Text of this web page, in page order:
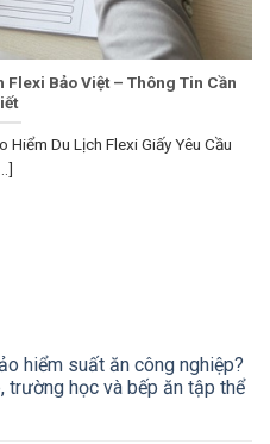
Flexi Bảo Việt – Thông Tin Cần
Hiểm Du Lịch Flexi Giấy Yêu Cầu
hiểm suất ăn công nghiệp?
trường học và bếp ăn tập thể